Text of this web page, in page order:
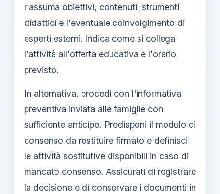
riassuma obiettivi, contenuti, strumenti
didattici e l'eventuale coinvolgimento di
esperti esterni. Indica come si collega
l'attività all'offerta educativa e l'orario
previsto.
In alternativa, procedi con l'informativa
preventiva inviata alle famiglie con
sufficiente anticipo. Predisponi il modulo di
consenso da restituire firmato e definisci
le attività sostitutive disponibili in caso di
mancato consenso. Assicurati di registrare
la decisione e di conservare i documenti in